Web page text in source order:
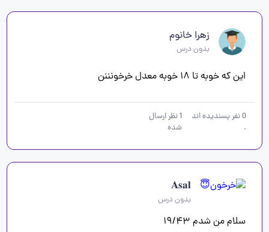
زهرا خانوم
بدون درس
این که خوبه تا ۱۸ خوبه معدل خرخونننن
0نفر پسندیده اند
.
1نظر ارسال
شده
𝐀𝐬𝐚𝐥
بدون درس
سلام من شدم ۱۹/۴۳